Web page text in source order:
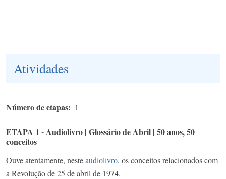
Atividades
Número de etapas 1
ETAPA 1 - Audiolivro | Glossário de Abril | 50 anos, 50
conceitos
Ouve atentamente, nesteaudiolivro, os conceitos relacionados com
a Revolução de 25 de abril de 1974.